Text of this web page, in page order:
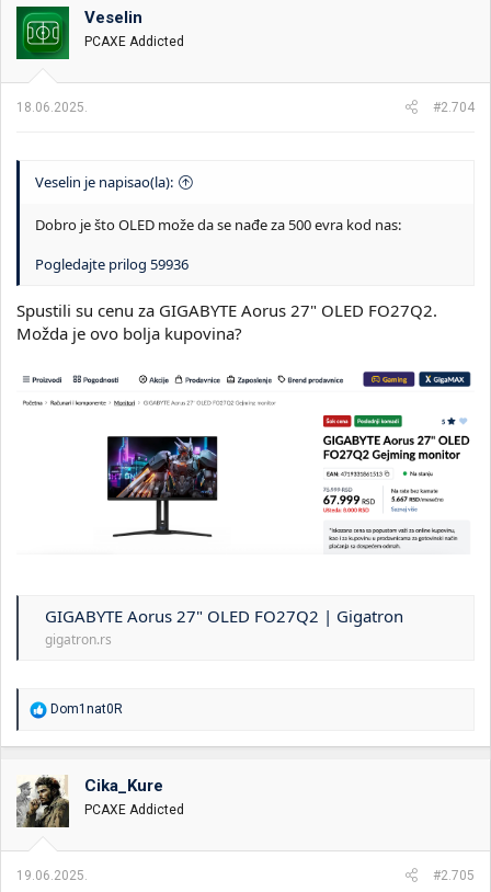
o
v
a
n
:
Veselin
PCAXE Addicted
18.06.2025. #2.704
Veselin je napisao(la):
Dobro je što OLED može da se nađe za 500 evra kod nas:
Pogledajte prilog 59936
Spustili su cenu za GIGABYTE Aorus 27" OLED FO27Q2.
Možda je ovo bolja kupovina?
GIGABYTE Aorus 27" OLED FO27Q2 | Gigatron
gigatron.rs
R
o
v
a
n
:
Dom1nat0R
Cika_Kure
PCAXE Addicted
19.06.2025. #2.705